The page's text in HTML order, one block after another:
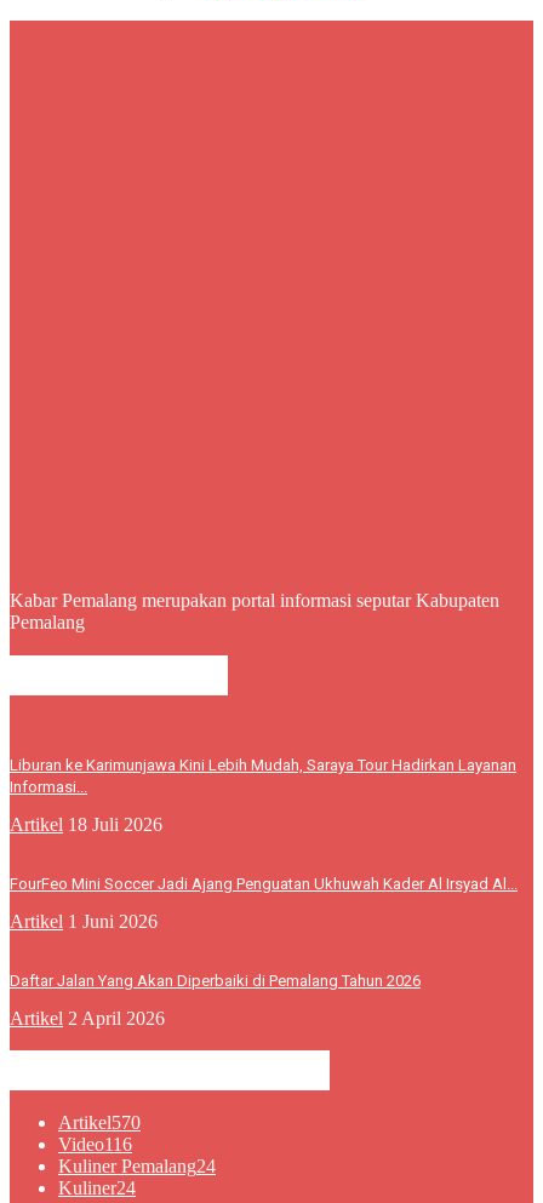
Kabar Pemalang merupakan portal informasi seputar Kabupaten
Pemalang
Liburan ke Karimunjawa Kini Lebih Mudah, Saraya Tour Hadirkan Layanan
Informasi...
Artikel 18 Juli 2026
FourFeo Mini Soccer Jadi Ajang Penguatan Ukhuwah Kader Al Irsyad Al...
Artikel 1 Juni 2026
Daftar Jalan Yang Akan Diperbaiki di Pemalang Tahun 2026
Artikel 2 April 2026
Artikel570
Video116
Kuliner Pemalang24
Kuliner24